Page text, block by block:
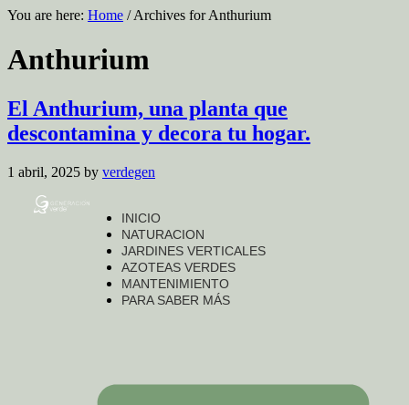
You are here: Home /Archives for Anthurium
Anthurium
El Anthurium, una planta que
descontamina y decora tu hogar.
1 abril, 2025 by verdegen
INICIO
NATURACION
JARDINES VERTICALES
AZOTEAS VERDES
MANTENIMIENTO
PARA SABER MÁS